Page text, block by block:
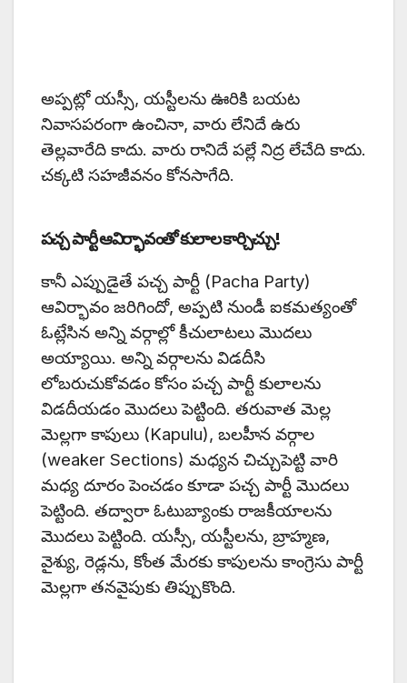
అప్పట్లో యస్సీ, యస్టీలను ఊరికి బయట
నివాసపరంగా ఉంచినా, వారు లేనిదే ఉరు
తెల్లవారేది కాదు. వారు రానిదే పల్లే నిద్ర లేచేది కాదు.
చక్కటి సహజీవనం కోనసాగేది.
పచ్చ పార్టీ ఆవిర్భావంతో కులాల కార్చిచ్చు!
కానీ ఎప్పుడైతే పచ్చ పార్టీ (Pacha Party)
ఆవిర్భావం జరిగిందో, అప్పటి నుండీ ఐకమత్యంతో
ఓట్లేసిన అన్ని వర్గాల్లో కీచులాటలు మొదలు
అయ్యాయి. అన్ని వర్గాలను విడదీసి
లోబరుచుకోవడం కోసం పచ్చ పార్టీ కులాలను
విడదీయడం మొదలు పెట్టింది. తరువాత మెల్ల
మెల్లగా కాపులు (Kapulu), బలహీన వర్గాల
(weaker Sections) మధ్యన చిచ్చుపెట్టి వారి
మధ్య దూరం పెంచడం కూడా పచ్చ పార్టీ మొదలు
పెట్టింది. తద్వారా ఓటుబ్యాంకు రాజకీయాలను
మొదలు పెట్టింది. యస్సీ, యస్టీలను, బ్రాహ్మణ,
వైశ్యు, రెడ్లను, కోంత మేరకు కాపులను కాంగ్రెసు పార్టీ
మెల్లగా తనవైపుకు తిప్పుకొంది.